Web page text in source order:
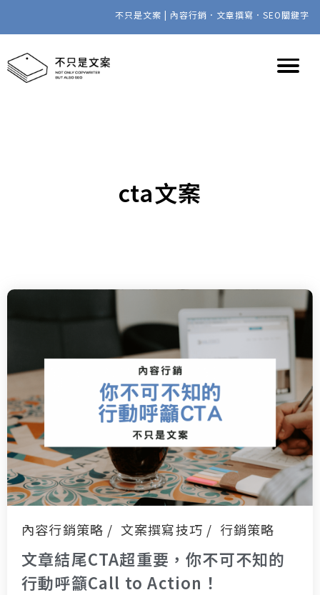
不只是文案 | 內容行銷．文章撰寫．SEO關鍵字
cta文案
內容行銷策略 文案撰寫技巧 行銷策略
文章結尾CTA超重要，你不可不知的
行動呼籲Call to Action！